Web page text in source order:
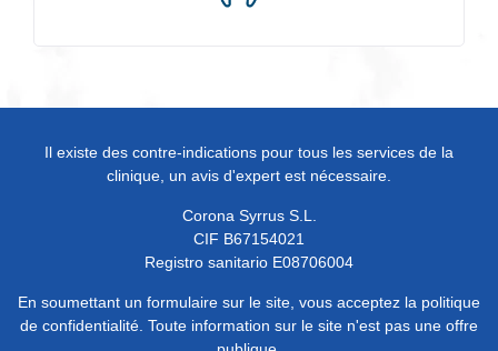
Il existe des contre-indications pour tous les services de la
clinique, un avis d'expert est nécessaire.
Corona Syrrus S.L.
CIF B67154021
Registro sanitario E08706004
En soumettant un formulaire sur le site, vous acceptez la politique
de confidentialité. Toute information sur le site n'est pas une offre